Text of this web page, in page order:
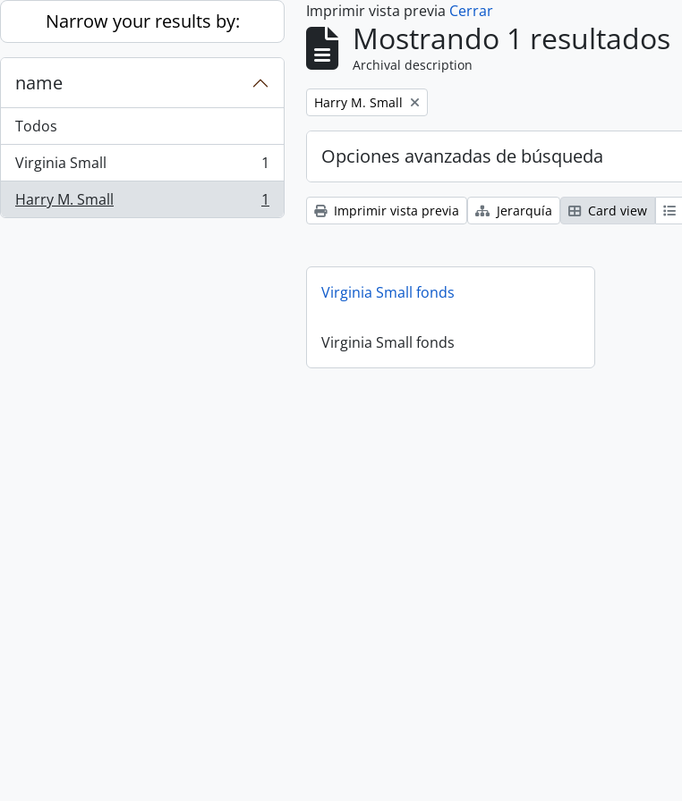
Skip to main content
Narrow your results by:
name
Todos
Virginia Small
, 1 resultados
1
Harry M. Small
, 1 resultados 1
Imprimir vista previa Cerrar
Mostrando 1 resultados
Archival description
Remove filter:
Harry M. Small
Opciones avanzadas de búsqueda
Imprimir vista previa Jerarquía Card view
Virginia Small fonds
Virginia Small fonds